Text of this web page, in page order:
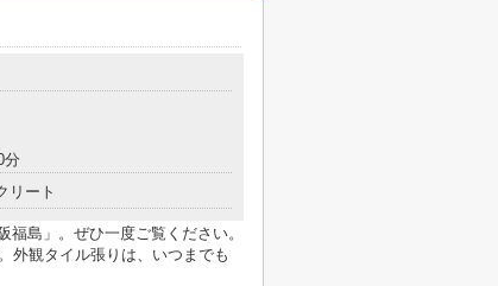
分
リート
島」。ぜひ一度ご覧ください。
外観タイル張りは、いつまでも